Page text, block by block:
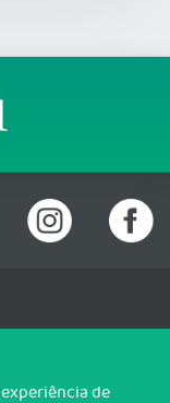
CEP: 70200-760 -
de